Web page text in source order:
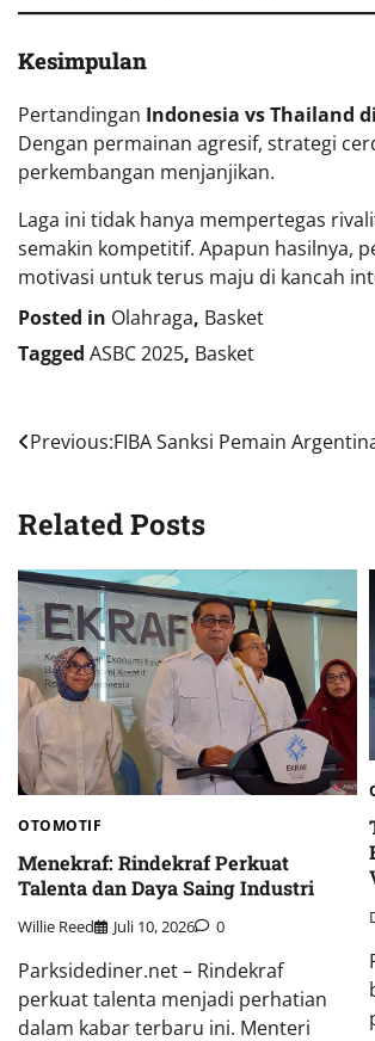
Kesimpulan
Pertandingan Indonesia vs Thailand di
Dengan permainan agresif, strategi
perkembangan menjanjikan.
Laga ini tidak hanya mempertegas
semakin kompetitif. Apapun hasilnya,
motivasi untuk terus maju di kancah
Posted in Olahraga, Basket
Tagged ASBC 2025, Basket
Navigasi
Previous:FIBA Sanksi Pemain
Related Posts
OTOMOTIF
Menekraf: Rindekraf Perkuat
Talenta dan Daya Saing Industri
Willie Reed Juli 10, 2026 0
Parksidediner.net – Rindekraf
perkuat talenta menjadi perhatian
dalam kabar terbaru ini. Menteri